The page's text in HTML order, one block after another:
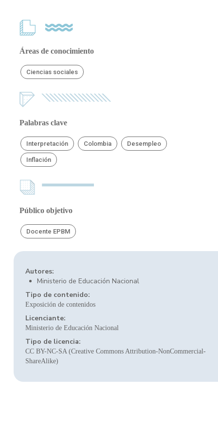
Áreas de conocimiento
Ciencias sociales
Palabras clave
Interpretación Colombia Desempleo
Inflación
Público objetivo
Docente EPBM
Autores:
Ministerio de Educación Nacional
Tipo de contenido:
Exposición de contenidos
Licenciante:
Ministerio de Educación Nacional
Tipo de licencia:
CC BY-NC-SA (Creative Commons Attribution-NonCommercial-
ShareAlike)